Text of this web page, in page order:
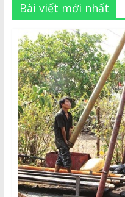
Bài viết mới nhất